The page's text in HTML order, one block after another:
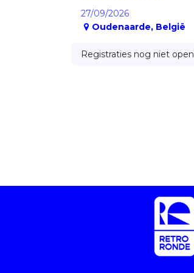
27/09/2026
Oudenaarde, België
Registraties nog niet open